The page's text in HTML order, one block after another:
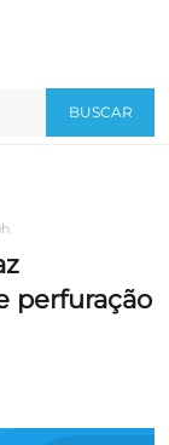
BUSCAR
perfuração